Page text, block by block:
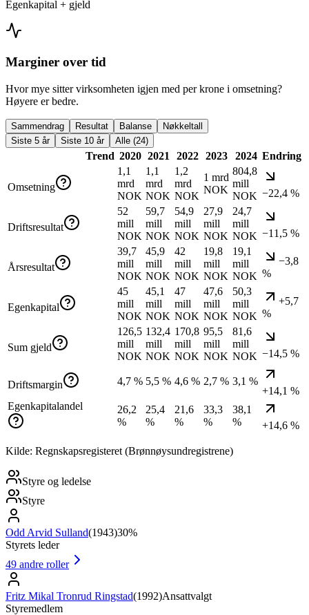
Egenkapital + gjeld
Marginer over tid
Hvor mye sitter virksomheten igjen med per krone i omsetning?
Høyere er bedre.
Sammendrag Resultat Balanse
Nøkkeltall
Siste 5 år
Siste 10 år Alle (24)
Trend 2020 2021 2022 2023 2024 Endring
Omsetning
1,1
mrd
NOK
1,1
mrd
NOK
1,2
mrd
NOK
1 mrd
NOK
804,8
mill
NOK −22,4 %
Driftsresultat
52
mill
NOK
59,7
mill
NOK
54,9
mill
NOK
27,9
mill
NOK
24,7
mill
NOK −11,5 %
Årsresultat
39,7
mill
NOK
45,9
mill
NOK
42
mill
NOK
19,8
mill
NOK
19,1
mill
NOK
−3,8
%
Egenkapital
45
mill
NOK
45,1
mill
NOK
47
mill
NOK
47,6
mill
NOK
50,3
mill
NOK
+5,7
%
Sum gjeld
126,5
mill
NOK
132,4
mill
NOK
170,8
mill
NOK
95,5
mill
NOK
81,6
mill
NOK −14,5 %
Driftsmargin 4,7 % 5,5 % 4,6 % 2,7 % 3,1 %
+14,1 %
Egenkapitalandel
26,2
%
25,4
%
21,6
%
33,3
%
38,1
%
+14,6 %
Kilde: Regnskapsregisteret (Brønnøysundregistrene)
Styre og ledelse
Styre
Odd Arvid Sulland(1943)30%
Styrets leder
49 andre roller
Fritz Mikal Tronrud Ringstad(1992)Ansattvalgt
Styremedlem